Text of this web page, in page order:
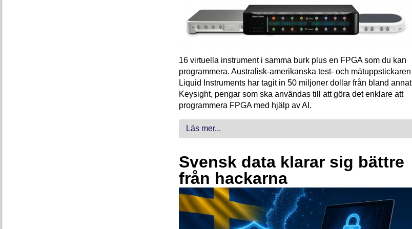
16 virtuella instrument i samma burk plus en FPGA som du kan
programmera. Australisk-amerikanska test- och mätuppstickaren
Liquid Instruments har tagit in 50 miljoner dollar från bland annat
Keysight, pengar som ska användas till att göra det enklare att
programmera FPGA med hjälp av AI.
Läs mer...
Svensk data klarar sig bättre
från hackarna